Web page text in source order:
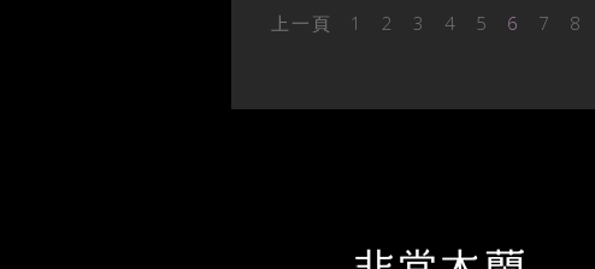
上一頁 1 2 3 4 5 6 7 8